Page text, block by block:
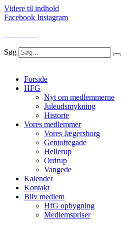
Videre til indhold
Facebook Instagram
Søg
Forside
HFG
Nyt om medlemmerne
Juleudsmykning
Historie
Vores medlemmer
Vores Jægersborg
Gentoftegade
Hellerup
Ordrup
Vangede
Kalender
Kontakt
Bliv medlem
HfG opbygning
Medlemspriser